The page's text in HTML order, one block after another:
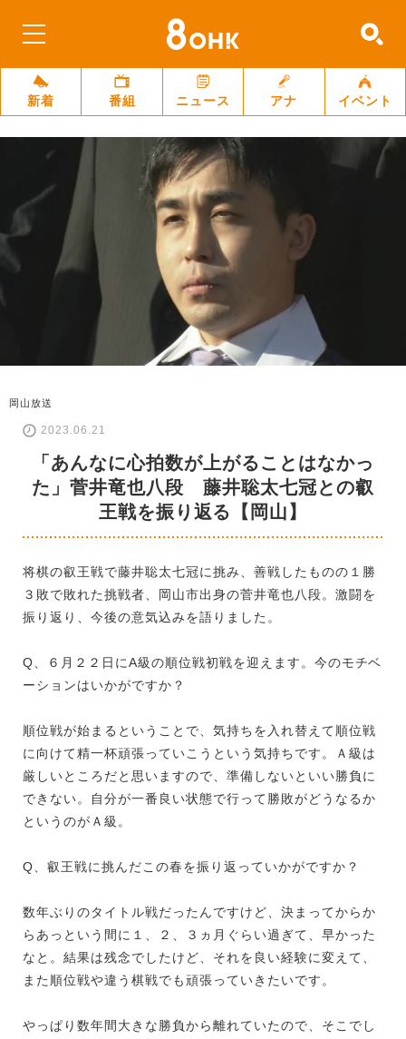
新着 番組 ニュース アナ イベント
岡山放送
2023.06.21
「あんなに心拍数が上がることはなかっ
た」菅井竜也八段 藤井聡太七冠との叡
王戦を振り返る【岡山】
将棋の叡王戦で藤井聡太七冠に挑み、善戦したものの１勝
３敗で敗れた挑戦者、岡山市出身の菅井竜也八段。激闘を
振り返り、今後の意気込みを語りました。
Q、６月２２日にA級の順位戦初戦を迎えます。今のモチベ
ーションはいかがですか？
順位戦が始まるということで、気持ちを入れ替えて順位戦
に向けて精一杯頑張っていこうという気持ちです。Ａ級は
厳しいところだと思いますので、準備しないといい勝負に
できない。自分が一番良い状態で行って勝敗がどうなるか
というのがＡ級。
Q、叡王戦に挑んだこの春を振り返っていかがですか？
数年ぶりのタイトル戦だったんですけど、決まってからか
らあっという間に１、２、３ヵ月ぐらい過ぎて、早かった
なと。結果は残念でしたけど、それを良い経験に変えて、
また順位戦や違う棋戦でも頑張っていきたいです。
やっぱり数年間大きな勝負から離れていたので、そこでし